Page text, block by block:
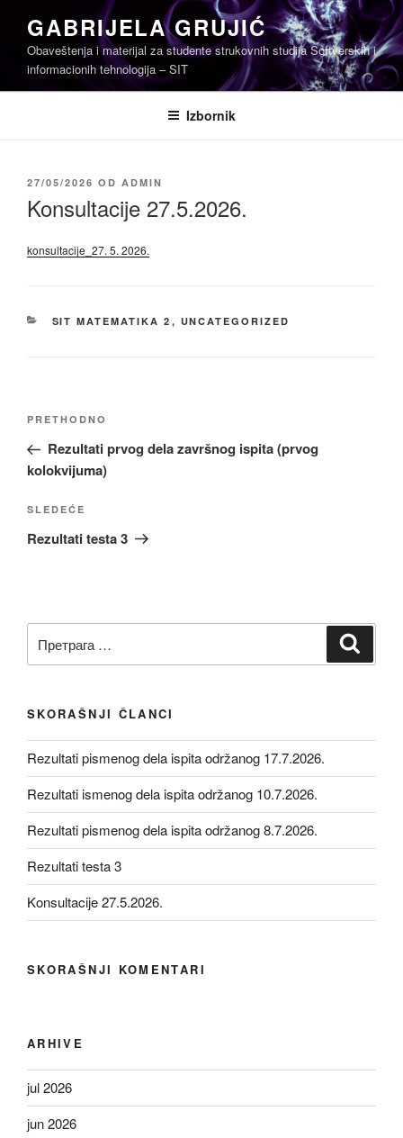
sadržaj
GABRIJELA GRUJIĆ
Obaveštenja i materijal za studente strukovnih studija Softverskih i
informacionih tehnologija – SIT
Izbornik
OBJAVLJENO
27/05/2026 OD ADMIN
Konsultacije 27.5.2026.
konsultacije_27. 5. 2026.
KATEGORIJE
SIT MATEMATIKA 2 , UNCATEGORIZED
Kretanje
Prethodni
članak
PRETHODNO
Rezultati prvog dela završnog ispita (prvog
kolokvijuma)
Sledeći
članak
SLEDEĆE
Rezultati testa 3
за:
SKORAŠNJI ČLANCI
Rezultati pismenog dela ispita održanog 17.7.2026.
Rezultati ismenog dela ispita održanog 10.7.2026.
Rezultati pismenog dela ispita održanog 8.7.2026.
Rezultati testa 3
Konsultacije 27.5.2026.
SKORAŠNJI KOMENTARI
ARHIVE
jul 2026
jun 2026